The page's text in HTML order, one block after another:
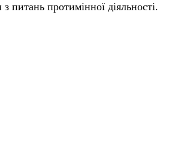
питань протимінної діяльності.